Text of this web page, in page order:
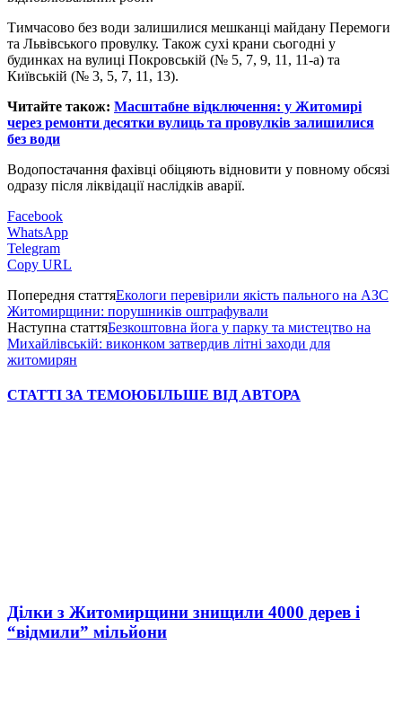
Тимчасово без води залишилися мешканці майдану Перемоги
та Львівського провулку. Також сухі крани сьогодні у
будинках на вулиці Покровській (№ 5, 7, 9, 11, 11-а) та
Київській (№ 3, 5, 7, 11, 13).
Читайте також: Масштабне відключення: у Житомирі
через ремонти десятки вулиць та провулків залишилися
без води
Водопостачання фахівці обіцяють відновити у повному обсязі
одразу після ліквідації наслідків аварії.
Facebook
WhatsApp
Telegram
Copy URL
Попередня статтяЕкологи перевірили якість пального на АЗС
Житомирщини: порушників оштрафували
Наступна статтяБезкоштовна йога у парку та мистецтво на
Михайлівській: виконком затвердив літні заходи для
житомирян
СТАТТІ ЗА ТЕМОЮБІЛЬШЕ ВІД АВТОРА
Ділки з Житомирщини знищили 4000 дерев і
“відмили” мільйони